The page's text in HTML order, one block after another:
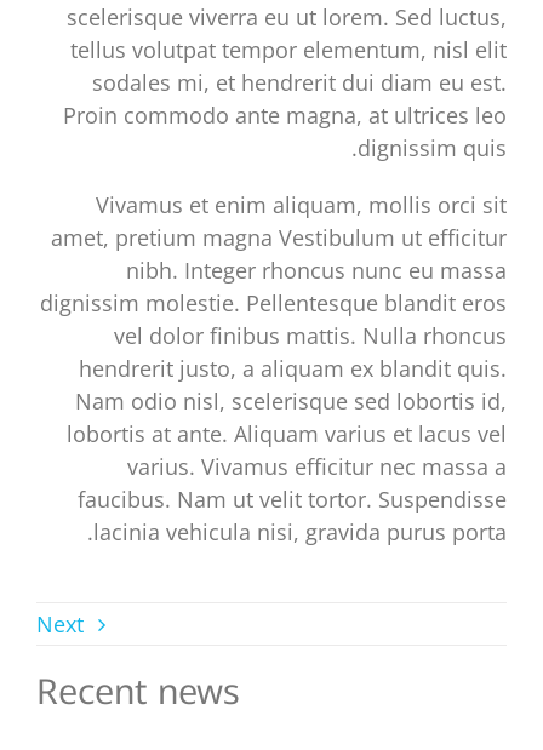
scelerisque viverra eu ut lorem. Sed luctus,
tellus volutpat tempor elementum, nisl elit
sodales mi, et hendrerit dui diam eu est.
Proin commodo ante magna, at ultrices leo
dignissim quis.
Vivamus et enim aliquam, mollis orci sit
amet, pretium magna Vestibulum ut efficitur
nibh. Integer rhoncus nunc eu massa
dignissim molestie. Pellentesque blandit eros
vel dolor finibus mattis. Nulla rhoncus
hendrerit justo, a aliquam ex blandit quis.
Nam odio nisl, scelerisque sed lobortis id,
lobortis at ante. Aliquam varius et lacus vel
varius. Vivamus efficitur nec massa a
faucibus. Nam ut velit tortor. Suspendisse
lacinia vehicula nisi, gravida purus porta.
Next
Recent news